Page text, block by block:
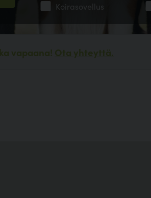
Koirasovellus
vapaana! Ota yhteyttä.